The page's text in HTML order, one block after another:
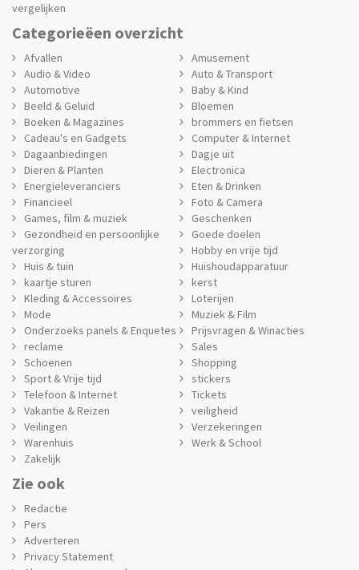
vergelijken
Categorieëen overzicht
Afvallen
Amusement
Audio & Video
Auto & Transport
Automotive
Baby & Kind
Beeld & Geluid
Bloemen
Boeken & Magazines
brommers en fietsen
Cadeau's en Gadgets
Computer & Internet
Dagaanbiedingen
Dagje uit
Dieren & Planten
Electronica
Energieleveranciers
Eten & Drinken
Financieel
Foto & Camera
Games, film & muziek
Geschenken
Gezondheid en persoonlijke
verzorging
Goede doelen
Hobby en vrije tijd
Huis & tuin
Huishoudapparatuur
kaartje sturen
kerst
Kleding & Accessoires
Loterijen
Mode
Muziek & Film
Onderzoeks panels & Enquetes
Prijsvragen & Winacties
reclame
Sales
Schoenen
Shopping
Sport & Vrije tijd
stickers
Telefoon & Internet
Tickets
Vakantie & Reizen
veiligheid
Veilingen
Verzekeringen
Warenhuis
Werk & School
Zakelijk
Zie ook
Redactie
Pers
Adverteren
Privacy Statement